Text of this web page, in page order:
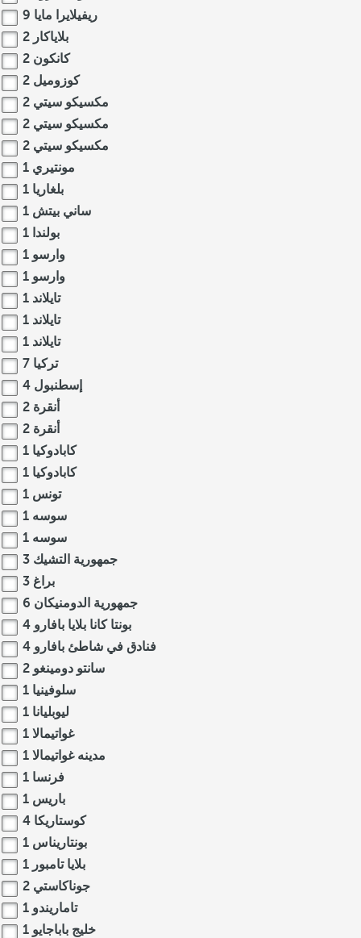
ريفيلايرا مايا 9
بلاياكار 2
كانكون 2
كوزوميل 2
مكسيكو سيتي 2
مكسيكو سيتي 2
مكسيكو سيتي 2
مونتيري 1
بلغاريا 1
ساني بيتش 1
بولندا 1
وارسو 1
وارسو 1
تايلاند 1
تايلاند 1
تايلاند 1
تركيا 7
إسطنبول 4
أنقرة 2
أنقرة 2
كابادوكيا 1
كابادوكيا 1
تونس 1
سوسه 1
سوسه 1
جمهورية التشيك 3
براغ 3
جمهورية الدومنيكان 6
بونتا كانا بلايا بافارو 4
فنادق في شاطئ بافارو 4
سانتو دومينغو 2
سلوفينيا 1
ليوبليانا 1
غواتيمالا 1
مدينه غواتيمالا 1
فرنسا 1
باريس 1
كوستاريكا 4
بونتاريناس 1
بلايا تامبور 1
جوناكاستي 2
تاماريندو 1
خليج باباجايو 1